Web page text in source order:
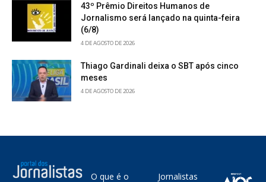
43º Prêmio Direitos Humanos de
Jornalismo será lançado na quinta-feira
(6/8)
4 DE AGOSTO DE 2026
Thiago Gardinali deixa o SBT após cinco
meses
4 DE AGOSTO DE 2026
O que é o Jornalistas